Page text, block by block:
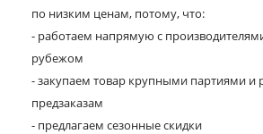
по низким ценам, потому, что:
- работаем напрямую с
рубежом
- закупаем товар крупными партиями и
предзаказам
- предлагаем сезонные скидки